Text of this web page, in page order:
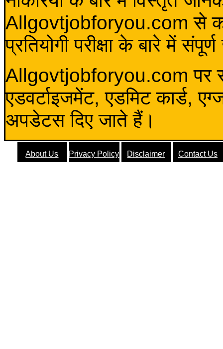
Allgovtjobforyou.com से कोई
प्रतियोगी परीक्षा के बारे में
Allgovtjobforyou.com पर
एडवर्टाइजमेंट, एडमिट कार्ड,
अपडेटस दिए जाते हैं।
About Us Privacy Policy Disclaimer Contact Us